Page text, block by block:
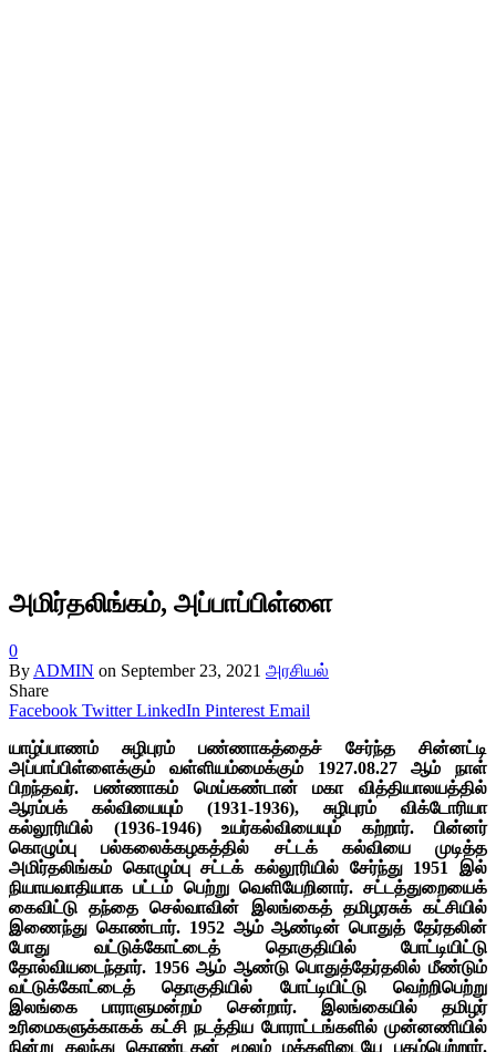
அமிர்தலிங்கம், அப்பாப்பிள்ளை
0
By ADMIN on September 23, 2021 அரசியல்
Share
Facebook Twitter LinkedIn Pinterest Email
யாழ்ப்பாணம் சுழிபுரம் பண்ணாகத்தைச் சேர்ந்த சின்னட்டி
அப்பாப்பிள்ளைக்கும் வள்ளியம்மைக்கும் 1927.08.27 ஆம் நாள்
பிறந்தவர். பண்ணாகம் மெய்கண்டான் மகா வித்தியாலயத்தில்
ஆரம்பக் கல்வியையும் (1931-1936), சுழிபுரம் விக்டோரியா
கல்லூரியில் (1936-1946) உயர்கல்வியையும் கற்றார். பின்னர்
கொழும்பு பல்கலைக்கழகத்தில் சட்டக் கல்வியை முடித்த
அமிர்தலிங்கம் கொழும்பு சட்டக் கல்லூரியில் சேர்ந்து 1951 இல்
நியாயவாதியாக பட்டம் பெற்று வெளியேறினார். சட்டத்துறையைக்
கைவிட்டு தந்தை செல்வாவின் இலங்கைத் தமிழரசுக் கட்சியில்
இணைந்து கொண்டார். 1952 ஆம் ஆண்டின் பொதுத் தேர்தலின்
போது வட்டுக்கோட்டைத் தொகுதியில் போட்டியிட்டு
தோல்வியடைந்தார். 1956 ஆம் ஆண்டு பொதுத்தேர்தலில் மீண்டும்
வட்டுக்கோட்டைத் தொகுதியில் போட்டியிட்டு வெற்றிபெற்று
இலங்கை பாராளுமன்றம் சென்றார். இலங்கையில் தமிழர்
உரிமைகளுக்காகக் கட்சி நடத்திய போராட்டங்களில் முன்னணியில்
நின்று கலந்து கொண்டதன் மூலம் மக்களிடையே புகழ்பெற்றார்.